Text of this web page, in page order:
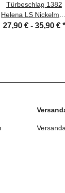
Türbeschlag 1382
Helena LS Nickelmatt
Türdrücker Türklinke
27,90 € - 35,90 € *